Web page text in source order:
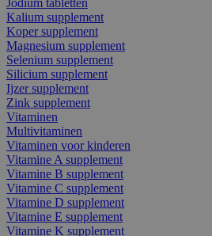
Kalium supplement
Koper supplement
Magnesium supplement
Selenium supplement
Silicium supplement
Ijzer supplement
Zink supplement
Vitaminen
Multivitaminen
Vitaminen voor kinderen
Vitamine A supplement
Vitamine B supplement
Vitamine C supplement
Vitamine D supplement
Vitamine E supplement
Vitamine K supplement